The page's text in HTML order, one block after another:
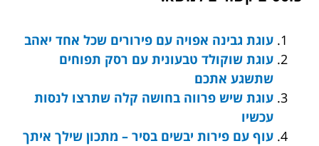
עוגת גבינה אפויה עם פירורים שכל אחד יאהב
עוגת שוקולד טבעונית עם רסק תפוחים
שתשגע אתכם
עוגת שיש פרווה בחושה קלה שתרצו לנסות
עכשיו
עוף עם פירות יבשים בסיר – מתכון שילך איתך